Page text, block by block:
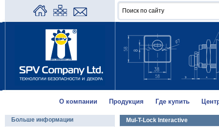
О компании Продукция Где купить
Mul-T-Lock Interactive
Больше информации